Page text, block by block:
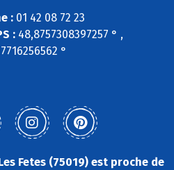
: 01 42 08 72 23
:48,8757308397257 ° ,
°
Fetes (75019) est proche de